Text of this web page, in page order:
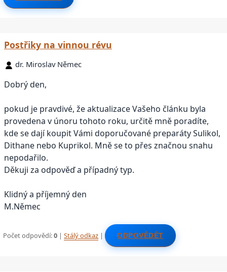
Postřiky na vinnou révu
dr. Miroslav Němec
Dobrý den,
pokud je pravdivé, že aktualizace Vašeho článku byla
provedena v únoru tohoto roku, určitě mně poradíte,
kde se dají koupit Vámi doporučované preparáty Sulikol,
Dithane nebo Kuprikol. Mně se to přes značnou snahu
nepodařilo.
Děkuji za odpověď a případný typ.
Klidný a příjemný den
M.Němec
Počet odpovědí:0 |Stálý odkaz | ODPOVĚDĚT